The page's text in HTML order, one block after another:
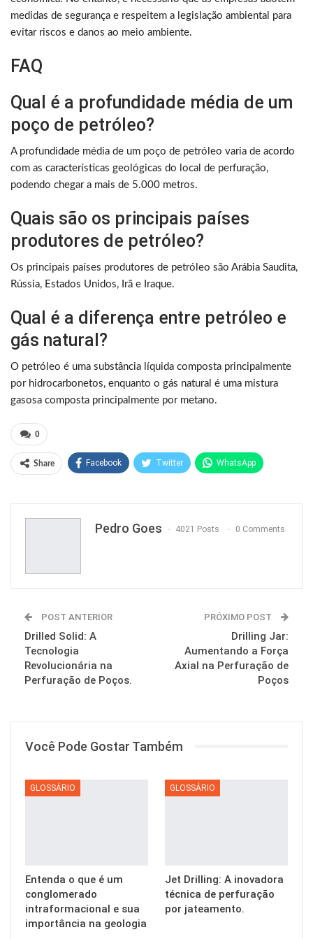
medidas de segurança e respeitem a legislação ambiental para
evitar riscos e danos ao meio ambiente.
FAQ
Qual é a profundidade média de um
poço de petróleo?
A profundidade média de um poço de petróleo varia de acordo
com as características geológicas do local de perfuração,
podendo chegar a mais de 5.000 metros.
Quais são os principais países
produtores de petróleo?
Os principais países produtores de petróleo são Arábia Saudita,
Rússia, Estados Unidos, Irã e Iraque.
Qual é a diferença entre petróleo e
gás natural?
O petróleo é uma substância líquida composta principalmente
por hidrocarbonetos, enquanto o gás natural é uma mistura
gasosa composta principalmente por metano.
0
Share Facebook Twitter WhatsApp
Pedro Goes 4021 Posts 0 Comments
POST ANTERIOR
Drilled Solid: A
Tecnologia
Revolucionária na
Perfuração de Poços.
PRÓXIMO POST
Drilling Jar:
Aumentando a Força
Axial na Perfuração de
Poços
Você Pode Gostar Também
GLOSSÁRIO
Entenda o que é um
conglomerado
intraformacional e sua
importância na geologia
GLOSSÁRIO
Jet Drilling: A inovadora
técnica de perfuração
por jateamento.